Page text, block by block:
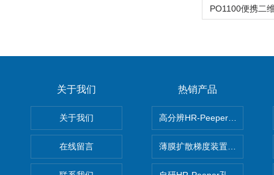
关于我们
关于我们
在线留言
热销产品
高分辨HR-Peeper采样器孔隙
薄膜扩散梯度装置 Agl DGT